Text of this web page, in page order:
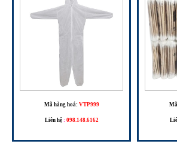
Mã hàng hoá: VTP999
Liên hệ : 098.148.6162